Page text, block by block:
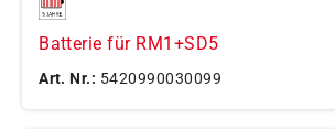
Batterie für RM1+SD5
Art. Nr.: 5420990030099